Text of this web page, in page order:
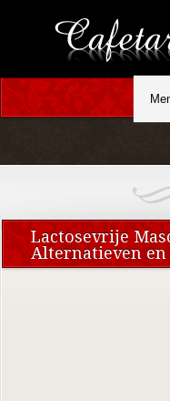
Lactosevrije
Alternatieven en